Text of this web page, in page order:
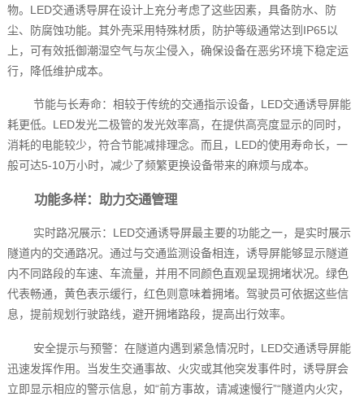
物。LED交通诱导屏在设计上充分考虑了这些因素，具备防水、防
尘、防腐蚀功能。其外壳采用特殊材质，防护等级通常达到IP65以
上，可有效抵御潮湿空气与灰尘侵入，确保设备在恶劣环境下稳定运
行，降低维护成本。
节能与长寿命：相较于传统的交通指示设备，LED交通诱导屏能
耗更低。LED发光二极管的发光效率高，在提供高亮度显示的同时，
消耗的电能较少，符合节能减排理念。而且，LED的使用寿命长，一
般可达5-10万小时，减少了频繁更换设备带来的麻烦与成本。
功能多样：助力交通管理
实时路况展示：LED交通诱导屏最主要的功能之一，是实时展示
隧道内的交通路况。通过与交通监测设备相连，诱导屏能够显示隧道
内不同路段的车速、车流量，并用不同颜色直观呈现拥堵状况。绿色
代表畅通，黄色表示缓行，红色则意味着拥堵。驾驶员可依据这些信
息，提前规划行驶路线，避开拥堵路段，提高出行效率。
安全提示与预警：在隧道内遇到紧急情况时，LED交通诱导屏能
迅速发挥作用。当发生交通事故、火灾或其他突发事件时，诱导屏会
立即显示相应的警示信息，如“前方事故，请减速慢行”“隧道内火灾，